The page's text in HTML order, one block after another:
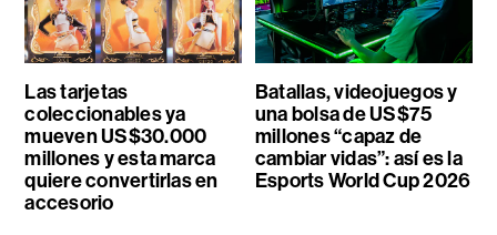
Las tarjetas
coleccionables ya
mueven US$30.000
millones y esta marca
quiere convertirlas en
accesorio
Batallas, videojuegos y
una bolsa de US$75
millones “capaz de
cambiar vidas”: así es la
Esports World Cup 2026